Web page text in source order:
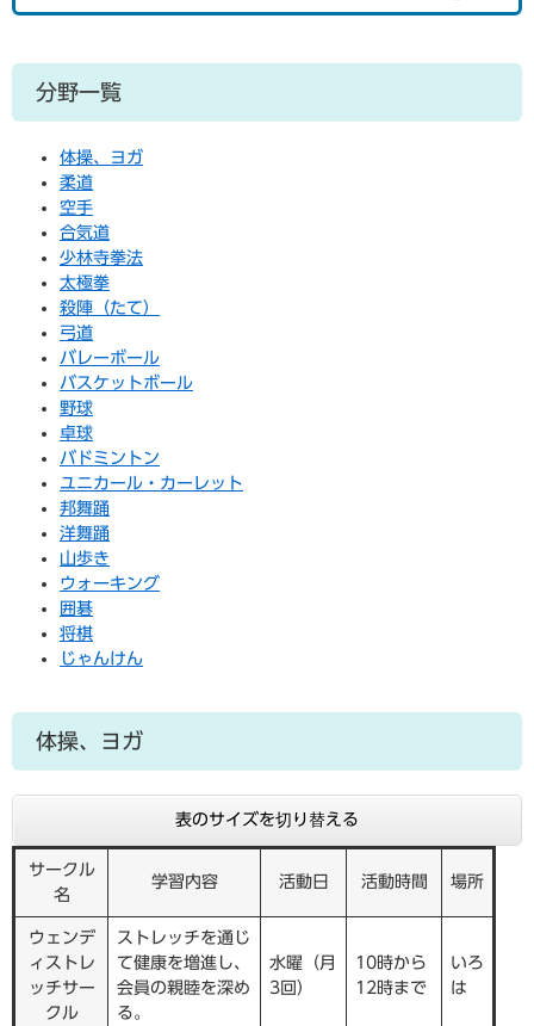
分野一覧
体操、ヨガ
柔道
空手
合気道
少林寺拳法
太極拳
殺陣（たて）
弓道
バレーボール
バスケットボール
野球
卓球
バドミントン
ユニカール・カーレット
邦舞踊
洋舞踊
山歩き
ウォーキング
囲碁
将棋
じゃんけん
体操、ヨガ
表のサイズを切り替える
サークル
名
学習内容 活動日 活動時間 場所
ウェンデ
ィストレ
ッチサー
クル
ストレッチを通じ
て健康を増進し、
会員の親睦を深め
る。
水曜（月
3回）
10時から
12時まで
いろ
は